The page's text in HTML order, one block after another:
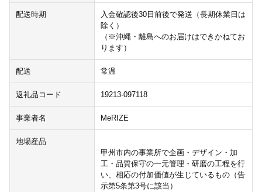
配送時期
入金確認後30日前後で発送（長期休業日は
除く）
（※沖縄・離島へのお届けはできかねてお
ります）
配送 常温
返礼品コード 19213-097118
事業者名 MeRIZE
地場産品
甲州市内の事業所で企画・デザイン・加
工・品質保守の一元管理・研磨の工程を行
い、相応の付加価値が生じているもの（告
示第5条第3号に該当）